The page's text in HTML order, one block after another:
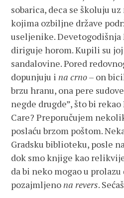
sobarica, deca se školuju
kojima ozbiljne države
useljenike.
diriguje horom. Kupili su
sandalovine. Pored
dopunjuju i na crno– on
brzu hranu, ona pere
negde drugde”, što bi
Care? Preporučujem
poslaću brzom poštom.
Gradsku biblioteku, posle
dok smo knjige kao
da bi neko mogao u prolazu
pozajmljeno na revers.